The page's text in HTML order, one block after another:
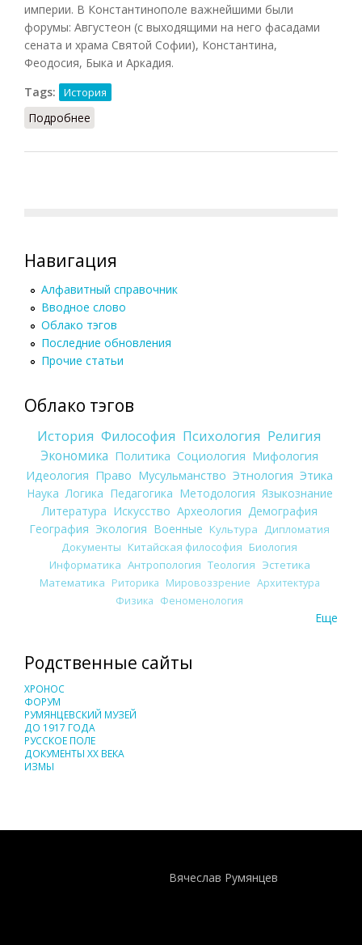
империи. В Константинополе важнейшими были
форумы: Августеон (с выходящими на него фасадами
сената и храма Святой Софии), Константина,
Феодосия, Быка и Аркадия.
Tags:
История
Подробнее
Навигация
Алфавитный справочник
Вводное слово
Облако тэгов
Последние обновления
Прочие статьи
Облако тэгов
История Философия Психология Религия
Экономика Политика Социология Мифология
Идеология Право Мусульманство Этнология Этика
Наука Логика Педагогика Методология Языкознание
Литература Искусство Археология Демография
География Экология Военные Культура
Дипломатия
Документы Китайская философия Биология
Информатика Антропология Теология Эстетика
Математика Риторика Мировоззрение Архитектура
Физика Феноменология
Еще
Родственные сайты
ХРОНОС
ФОРУМ
РУМЯНЦЕВСКИЙ МУЗЕЙ
ДО 1917 ГОДА
РУССКОЕ ПОЛЕ
ДОКУМЕНТЫ XX ВЕКА
ИЗМЫ
Вячеслав Румянцев